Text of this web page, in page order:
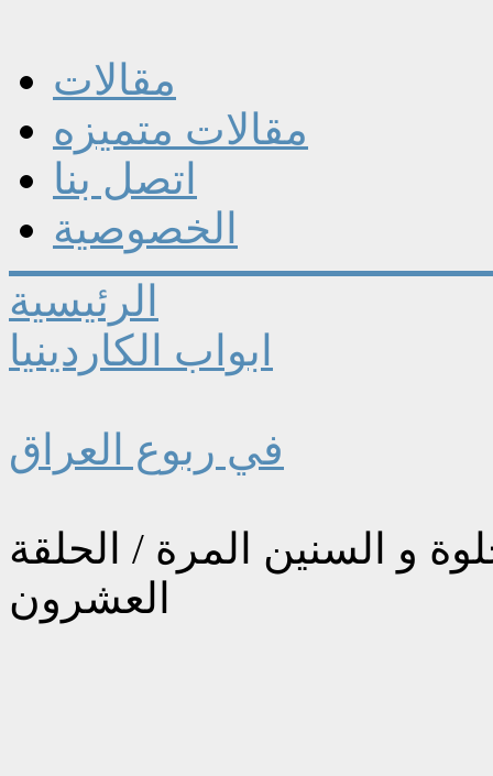
مقالات
مقالات متميزه
اتصل بنا
الخصوصية
الرئيسية
ابواب الكاردينيا
في ربوع العراق
و السنين المرة / الحلقة
العشرون